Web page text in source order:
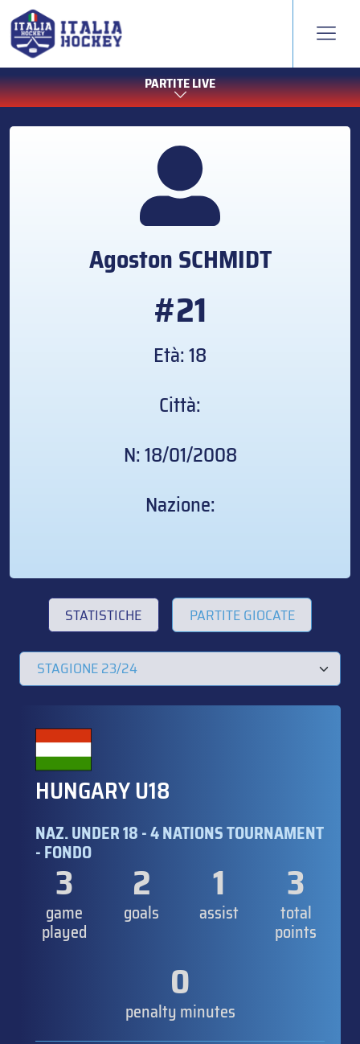
PARTITE LIVE
AgostonSCHMIDT
#21
Età: 18
Città:
N: 18/01/2008
Nazione:
STATISTICHE PARTITE GIOCATE
HUNGARY U18
NAZ. UNDER 18 - 4 NATIONS TOURNAMENT
- FONDO
3
game
played
2
goals
1
assist
3
total
points
0
penalty minutes